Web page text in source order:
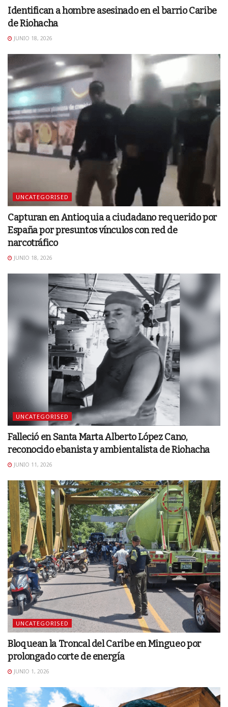
Identifican a hombre asesinado en el barrio Caribe
de Riohacha
JUNIO 18, 2026
UNCATEGORISED
Capturan en Antioquia a ciudadano requerido por
España por presuntos vínculos con red de
narcotráfico
JUNIO 18, 2026
UNCATEGORISED
Falleció en Santa Marta Alberto López Cano,
reconocido ebanista y ambientalista de Riohacha
JUNIO 11, 2026
UNCATEGORISED
Bloquean la Troncal del Caribe en Mingueo por
prolongado corte de energía
JUNIO 1, 2026